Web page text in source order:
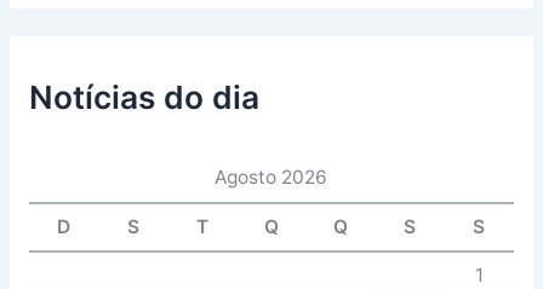
Notícias do dia
Agosto 2026
D S T Q Q S S
1